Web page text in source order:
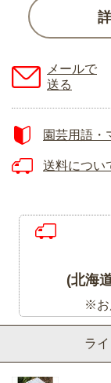
ラ
メールで
送る
園芸用語・
送料につい
(北海
※お